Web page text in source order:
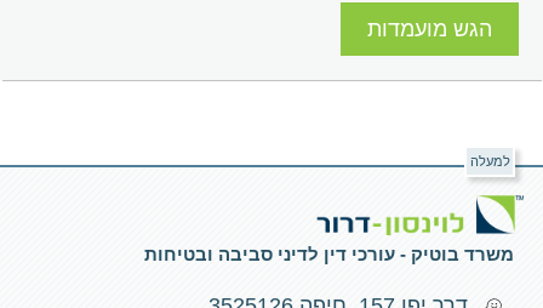
הגש מועמדות
למעלה
משרד בוטיק - עורכי דין לדיני סביבה ובטיחות